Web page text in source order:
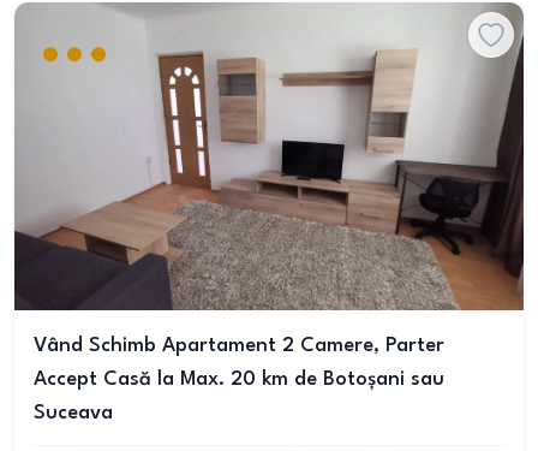
Vând Schimb Apartament 2 Camere, Parter
Accept Casă la Max. 20 km de Botoșani sau
Suceava